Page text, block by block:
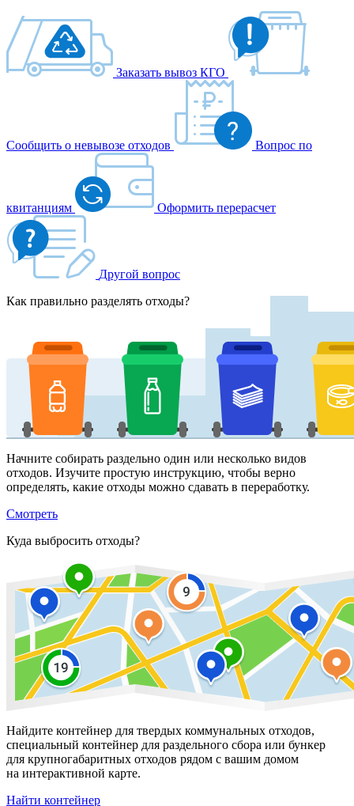
Заказать вывоз КГО
Сообщить о невывозе отходов Вопрос по
квитанциям Оформить перерасчет
Другой вопрос
Как правильно разделять отходы?
Начните собирать раздельно один или несколько видов
отходов. Изучите простую инструкцию, чтобы верно
определять, какие отходы можно сдавать в переработку.
Смотреть
Куда выбросить отходы?
Найдите контейнер для твердых коммунальных отходов,
специальный контейнер для раздельного сбора или бункер
для крупногабаритных отходов рядом с вашим домом
на интерактивной карте.
Найти контейнер